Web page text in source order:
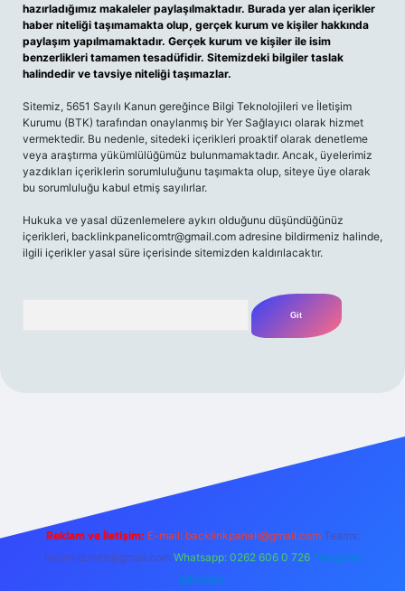
hazırladığımız makaleler paylaşılmaktadır. Burada yer alan içerikler
haber niteliği taşımamakta olup, gerçek kurum ve kişiler hakkında
paylaşım yapılmamaktadır. Gerçek kurum ve kişiler ile isim
benzerlikleri tamamen tesadüfidir. Sitemizdeki bilgiler taslak
halindedir ve tavsiye niteliği taşımazlar.
Sitemiz, 5651 Sayılı Kanun gereğince Bilgi Teknolojileri ve İletişim
Kurumu (BTK) tarafından onaylanmış bir Yer Sağlayıcı olarak hizmet
vermektedir. Bu nedenle, sitedeki içerikleri proaktif olarak denetleme
veya araştırma yükümlülüğümüz bulunmamaktadır. Ancak, üyelerimiz
yazdıkları içeriklerin sorumluluğunu taşımakta olup, siteye üye olarak
bu sorumluluğu kabul etmiş sayılırlar.
Hukuka ve yasal düzenlemelere aykırı olduğunu düşündüğünüz
içerikleri, backlinkpanelicomtr@gmail.com adresine bildirmeniz halinde,
ilgili içerikler yasal süre içerisinde sitemizden kaldırılacaktır.
Reklam ve İletişim: E-mail: backlinkpaneli@gmail.com Teams:
forumhizmeti@gmail.com Whatsapp: 0262 606 0 726 Telegram:
@karabul